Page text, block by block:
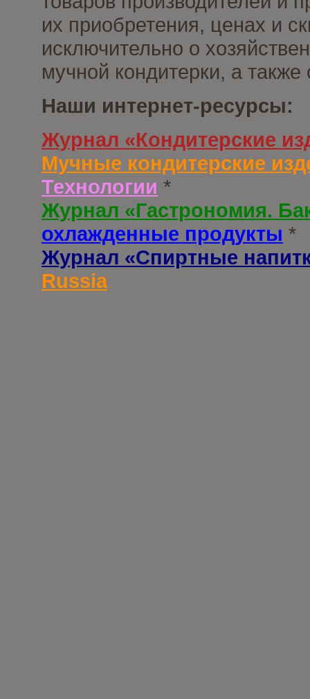
их приобретения, ценах и
исключительно о
мучной кондитерки, а
Наши интернет-ресурсы:
Журнал «Кондитерские
Мучные кондитерские
Технологии *
Журнал «Гастрономия.
охлажденные продукты *
Журнал «Спиртные
Russia